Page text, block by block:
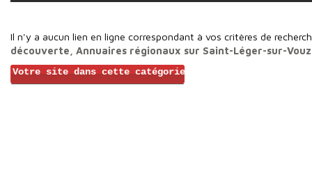
Il n'y a aucun lien en ligne correspondant à vos critères de
découverte, Annuaires régionaux sur Saint-Léger-sur-
Votre site dans cette catégorie